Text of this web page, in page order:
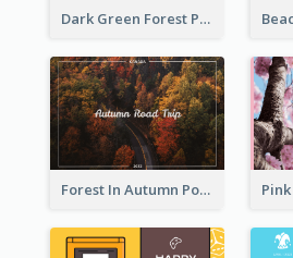
Dark Green Forest Photo Earth Day Postcard
Forest In Autumn Post Card